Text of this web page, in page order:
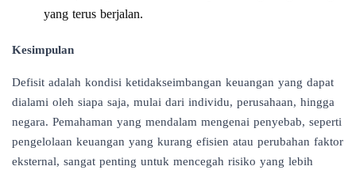
yang terus berjalan.
Kesimpulan
Defisit adalah kondisi ketidakseimbangan keuangan yang dapat
dialami oleh siapa saja, mulai dari individu, perusahaan, hingga
negara. Pemahaman yang mendalam mengenai penyebab, seperti
pengelolaan keuangan yang kurang efisien atau perubahan faktor
eksternal, sangat penting untuk mencegah risiko yang lebih